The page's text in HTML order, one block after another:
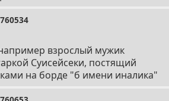
760534
взрослый мужик
Суисейсеки, постящий
на борде "б имени иналика"